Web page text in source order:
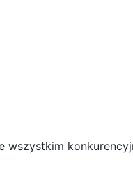
wszystkim